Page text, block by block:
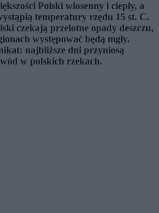
Polski wiosenny i ciepły, a
temperatury rzędu 15 st. C.
czekają przelotne opady deszczu,
występować będą mgły.
najbliższe dni przyniosą
w polskich rzekach.